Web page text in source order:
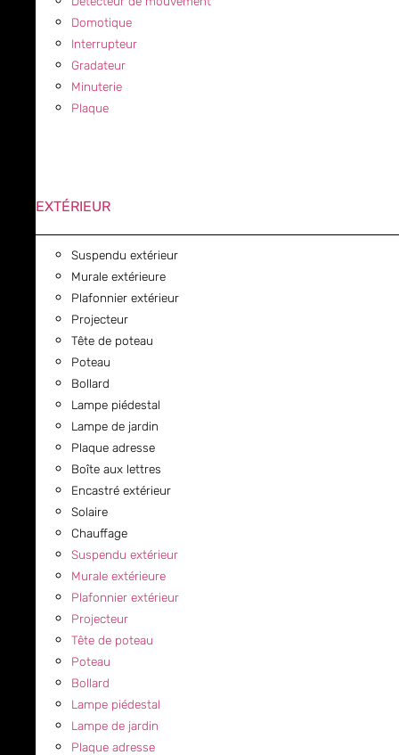
Domotique
Interrupteur
Gradateur
Minuterie
Plaque
EXTÉRIEUR
Suspendu extérieur
Murale extérieure
Plafonnier extérieur
Projecteur
Tête de poteau
Poteau
Bollard
Lampe piédestal
Lampe de jardin
Plaque adresse
Boîte aux lettres
Encastré extérieur
Solaire
Chauffage
Suspendu extérieur
Murale extérieure
Plafonnier extérieur
Projecteur
Tête de poteau
Poteau
Bollard
Lampe piédestal
Lampe de jardin
Plaque adresse